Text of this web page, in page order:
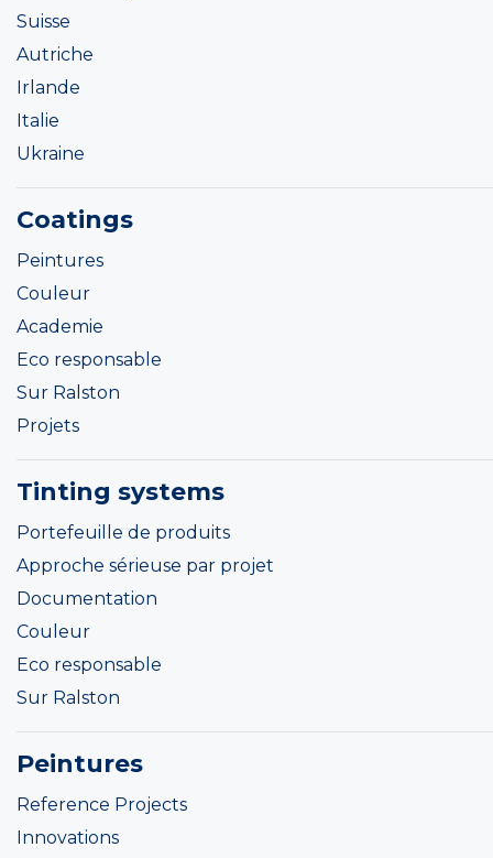
Suisse
Autriche
Irlande
Italie
Ukraine
Coatings
Peintures
Couleur
Academie
Eco responsable
Sur Ralston
Projets
Tinting systems
Portefeuille de produits
Approche sérieuse par projet
Documentation
Couleur
Eco responsable
Sur Ralston
Peintures
Reference Projects
Innovations